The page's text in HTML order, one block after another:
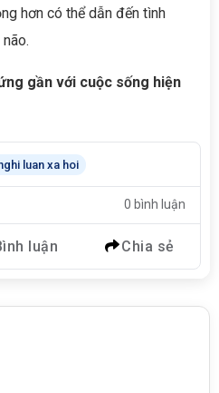
hơn có thể dẫn đến tình
gần với cuộc sống hiện
luan xa hoi
0 bình luận
luận Chia sẻ